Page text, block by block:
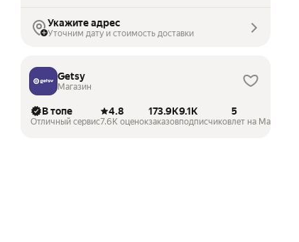
Укажите адрес
Уточним дату и стоимость доставки
Getsy
Магазин
В топе
Отличный сервис
4.8
7.6K оценок
173.9K
заказов
9.1K
подписчиков
5
лет на Маркете